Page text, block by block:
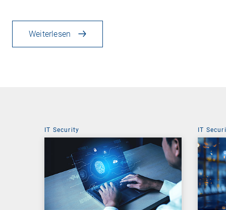
Weiterlesen
IT Security IT